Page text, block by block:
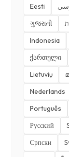
Eesti
ગુજરાતી
Indonesia
ქართული
Lietuvių
Nederlands
Português
Русский
Српски